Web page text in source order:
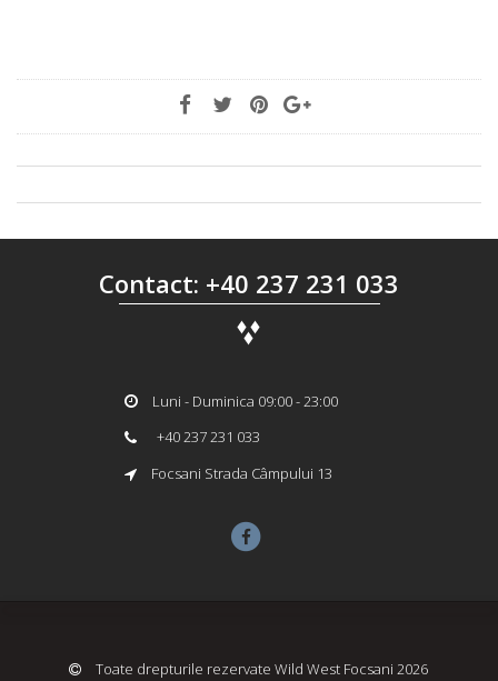
Contact: +40 237 231 033
Luni - Duminica 09:00 - 23:00
+40 237 231 033
Focsani Strada Câmpului 13
Toate drepturile rezervate Wild West Focsani 2026